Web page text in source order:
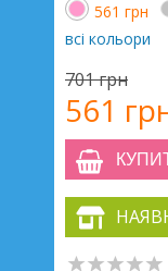
561 грн
всі кольори
701 грн
561